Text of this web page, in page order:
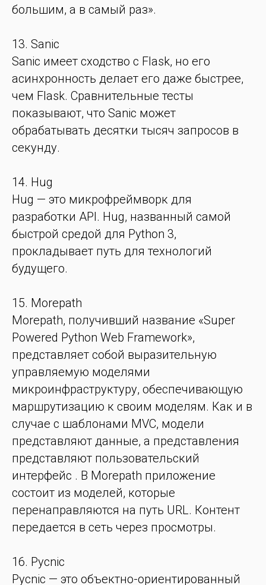
большим, а в самый раз».
13. Sanic
Sanic имеет сходство с Flask, но его
асинхронность делает его даже быстрее,
чем Flask. Сравнительные тесты
показывают, что Sanic может
обрабатывать десятки тысяч запросов в
секунду.
14. Hug
Hug — это микрофреймворк для
разработки API. Hug, названный самой
быстрой средой для Python 3,
прокладывает путь для технологий
будущего.
15. Morepath
Morepath, получивший название «Super
Powered Python Web Framework»,
представляет собой выразительную
управляемую моделями
микроинфраструктуру, обеспечивающую
маршрутизацию к своим моделям. Как и в
случае с шаблонами MVC, модели
представляют данные, а представления
представляют пользовательский
интерфейс . В Morepath приложение
состоит из моделей, которые
перенаправляются на путь URL. Контент
передается в сеть через просмотры.
16. Pycnic
Pycnic — это объектно-ориентированный